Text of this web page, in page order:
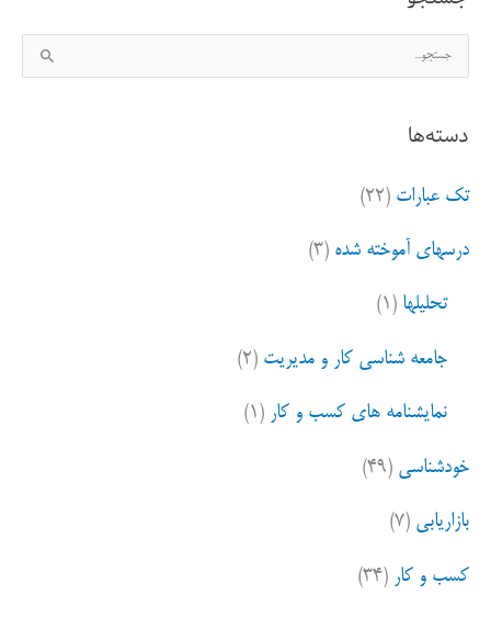
س
ج
ب
ا
دسته‌ها
تک عبارات (۲۲)
درسهای آموخته شده (۳)
تحلیلها (۱)
جامعه شناسی کار و مدیریت (۲)
نمایشنامه های کسب و کار (۱)
خودشناسی (۴۹)
بازاریابی (۷)
کسب و کار (۳۴)